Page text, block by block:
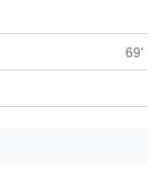
69'